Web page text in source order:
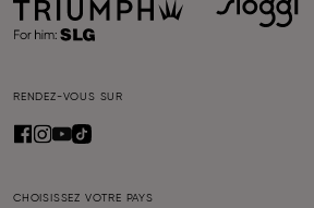
RENDEZ-VOUS SUR
CHOISISSEZ VOTRE PAYS